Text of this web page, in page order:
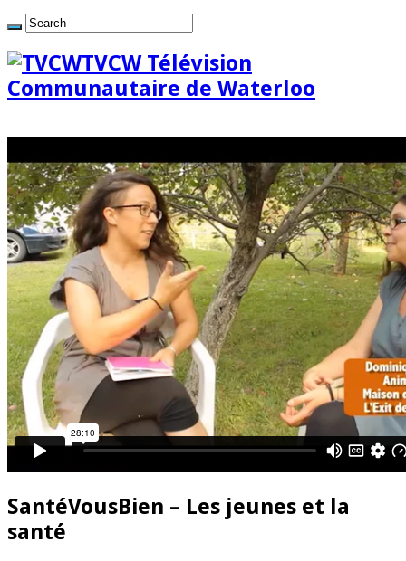
TVCW Télévision
Communautaire de Waterloo
SantéVousBien – Les jeunes et la
santé